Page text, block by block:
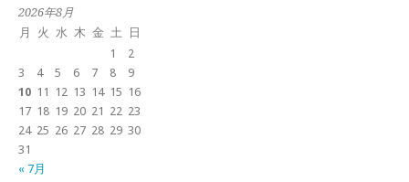
2026年8月
月
火 水 木 金 土
日
1
2
3
4 5 6 7 8
9
10 11 12 13 14 15 16
17 18 19 20 21 22 23
24 25 26 27 28 29 30
31
« 7月